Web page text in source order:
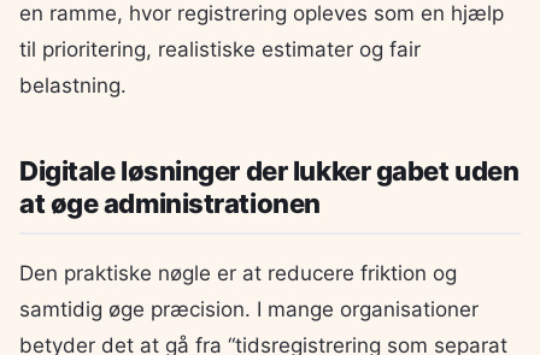
en ramme, hvor registrering opleves som en hjælp
til prioritering, realistiske estimater og fair
belastning.
Digitale løsninger der lukker gabet uden
at øge administrationen
Den praktiske nøgle er at reducere friktion og
samtidig øge præcision. I mange organisationer
betyder det at gå fra “tidsregistrering som separat